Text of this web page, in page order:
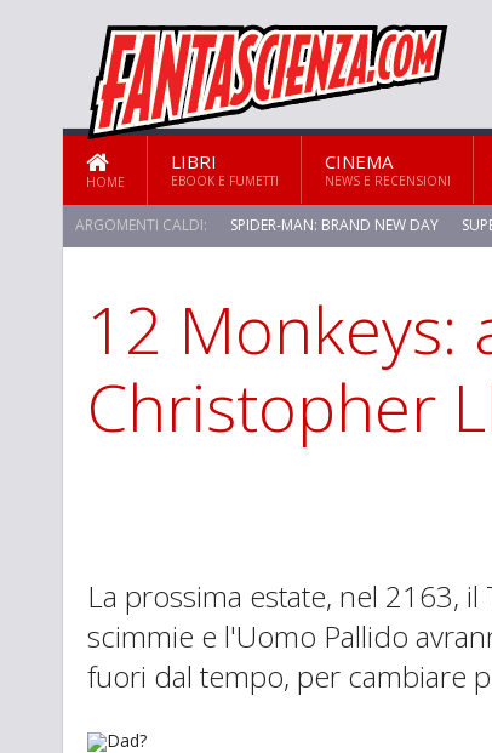
HOME
LIBRI
EBOOK E FUMETTI
CINEMA
NEWS E RECENSIONI
ARGOMENTI CALDI: SPIDER-MAN: BRAND NEW DAY
12 Monkeys:
Christopher
La prossima estate, nel 2163,
scimmie e l'Uomo Pallido
fuori dal tempo, per cambiare